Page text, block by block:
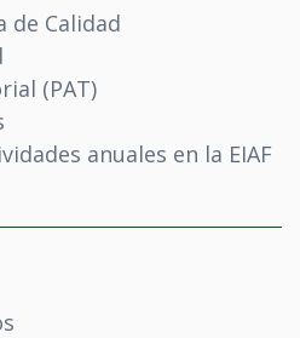
de Calidad
(PAT)
anuales en la EIAF